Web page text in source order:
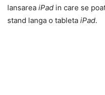
lansarea iPad in care se
stand langa o tableta iPad.